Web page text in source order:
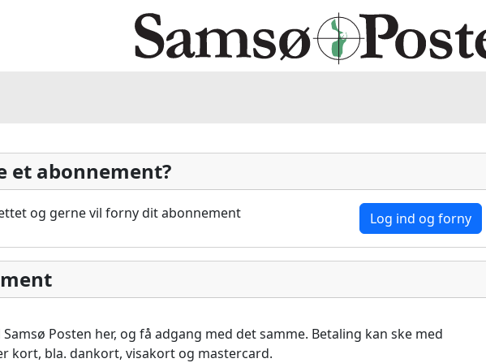
et abonnement?
og gerne vil forny dit abonnement Log ind og forny
Posten her, og få adgang med det samme. Betaling kan ske med
kort, bla. dankort, visakort og mastercard.